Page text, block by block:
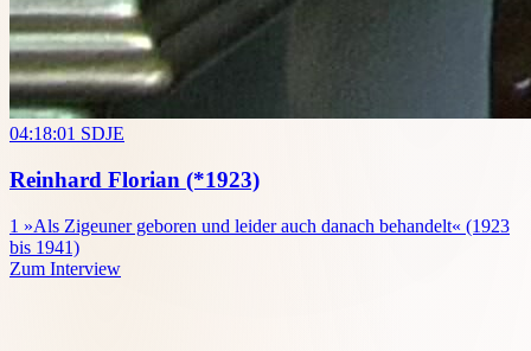
04:18:01 SDJE
Reinhard Florian (*1923)
1 »Als Zigeuner geboren und leider auch danach behandelt« (1923
bis 1941)
Zum Interview